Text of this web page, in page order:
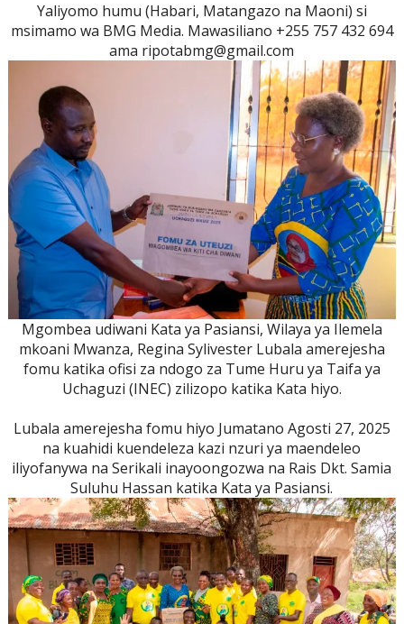
Yaliyomo humu (Habari, Matangazo na Maoni) si
msimamo wa BMG Media. Mawasiliano +255 757 432 694
ama ripotabmg@gmail.com
Mgombea udiwani Kata ya Pasiansi, Wilaya ya Ilemela
mkoani Mwanza, Regina Sylivester Lubala amerejesha
fomu katika ofisi za ndogo za Tume Huru ya Taifa ya
Uchaguzi (INEC) zilizopo katika Kata hiyo.
Lubala amerejesha fomu hiyo Jumatano Agosti 27, 2025
na kuahidi kuendeleza kazi nzuri ya maendeleo
iliyofanywa na Serikali inayoongozwa na Rais Dkt. Samia
Suluhu Hassan katika Kata ya Pasiansi.